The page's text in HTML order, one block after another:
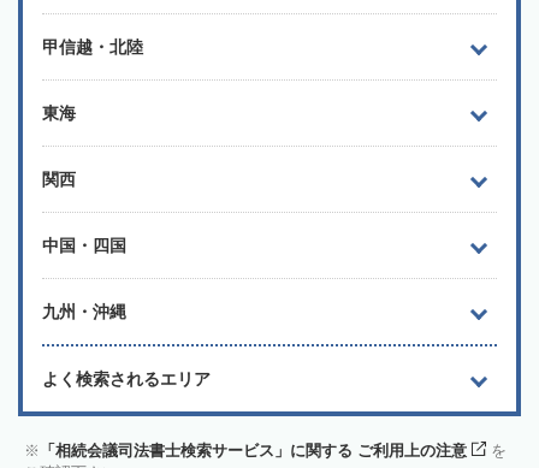
甲信越・北陸
東海
関西
中国・四国
九州・沖縄
よく検索されるエリア
「相続会議司法書士検索サービス」に関する ご利用上の注意
を